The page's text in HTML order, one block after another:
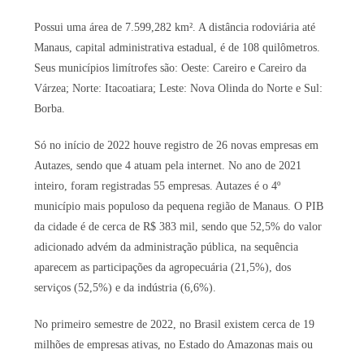
Possui uma área de 7.599,282 km². A distância rodoviária até
Manaus, capital administrativa estadual, é de 108 quilômetros.
Seus municípios limítrofes são: Oeste: Careiro e Careiro da
Várzea; Norte: Itacoatiara; Leste: Nova Olinda do Norte e Sul:
Borba.
Só no início de 2022 houve registro de 26 novas empresas em
Autazes, sendo que 4 atuam pela internet. No ano de 2021
inteiro, foram registradas 55 empresas. Autazes é o 4º
município mais populoso da pequena região de Manaus. O PIB
da cidade é de cerca de R$ 383 mil, sendo que 52,5% do valor
adicionado advém da administração pública, na sequência
aparecem as participações da agropecuária (21,5%), dos
serviços (52,5%) e da indústria (6,6%).
No primeiro semestre de 2022, no Brasil existem cerca de 19
milhões de empresas ativas, no Estado do Amazonas mais ou